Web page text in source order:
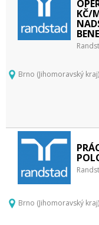
KČ/
Brno (Jihomoravský kraj)
Brno (Jihomoravský kraj)